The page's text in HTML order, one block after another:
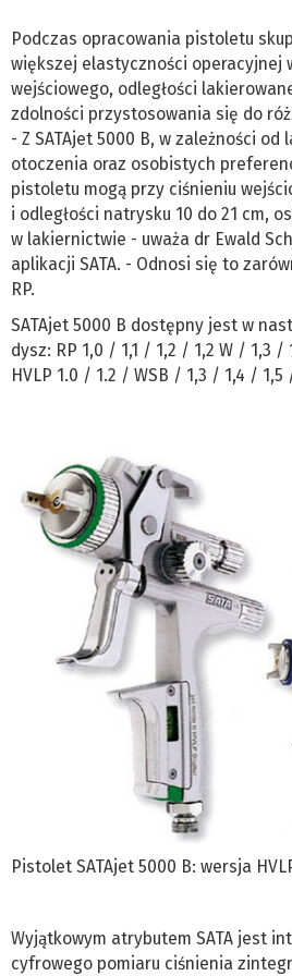
Podczas opracowania pistoletu
większej elastyczności operacyjnej
wejściowego, odległości
zdolności przystosowania się do
- Z SATAjet 5000 B, w zależności od
otoczenia oraz osobistych
pistoletu mogą przy ciśnieniu
i odległości natrysku 10 do 21 cm,
w lakiernictwie - uważa dr Ewald
aplikacji SATA. - Odnosi się to
RP.
SATAjet 5000 B dostępny jest w
dysz: RP 1,0 / 1,1 / 1,2 / 1,2 W / 1,3
HVLP 1.0 / 1.2 / WSB / 1,3 / 1,4 / 1,5
Pistolet SATAjet 5000 B: wersja
Wyjątkowym atrybutem SATA jest
cyfrowego pomiaru ciśnienia